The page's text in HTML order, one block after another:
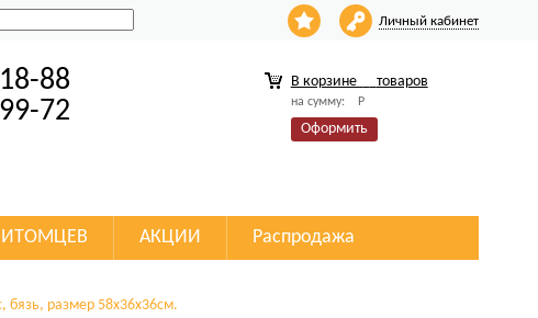
Личный кабинет
88
72
В корзине товаров
на сумму: Р
Оформить
АКЦИИ Распродажа
бязь, размер 58х36х36см.